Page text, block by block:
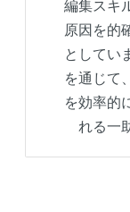
編集スキ
原因を的
としてい
を通じて
を効率的
れる一